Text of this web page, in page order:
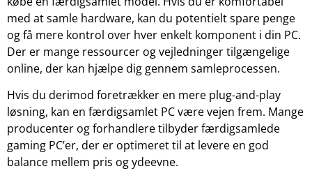
med at samle hardware, kan du potentielt spare penge
og få mere kontrol over hver enkelt komponent i din PC.
Der er mange ressourcer og vejledninger tilgængelige
online, der kan hjælpe dig gennem samleprocessen.
Hvis du derimod foretrækker en mere plug-and-play
løsning, kan en færdigsamlet PC være vejen frem. Mange
producenter og forhandlere tilbyder færdigsamlede
gaming PC’er, der er optimeret til at levere en god
balance mellem pris og ydeevne.